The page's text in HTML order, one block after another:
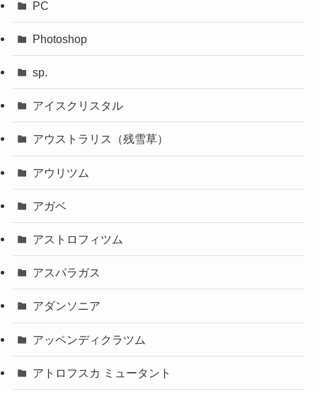
PC
Photoshop
sp.
アイスクリスタル
アウストラリス（残雪草）
アウリツム
アガベ
アストロフィツム
アスパラガス
アダンソニア
アッペンディクラツム
アトロフスカ ミュータント